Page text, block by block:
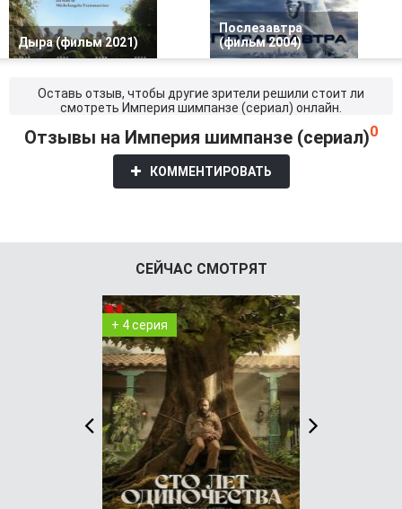
Дыра (фильм 2021)
Послезавтра
(фильм 2004)
Оставь отзыв, чтобы другие зрители решили стоит ли
смотреть Империя шимпанзе (сериал) онлайн.
Отзывы на Империя шимпанзе (сериал)0
КОММЕНТИРОВАТЬ
СЕЙЧАС СМОТРЯТ
+ 4 серия